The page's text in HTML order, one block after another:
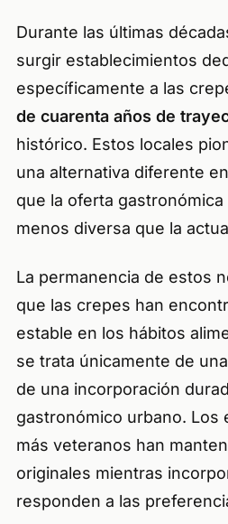
Durante las últimas
surgir establecimientos
específicamente a las
de cuarenta años de
histórico. Estos locales
una alternativa diferente
que la oferta gastronómica
menos diversa que la
La permanencia de estos
que las crepes han
estable en los hábitos
se trata únicamente de
de una incorporación
gastronómico urbano. Los
más veteranos han
originales mientras
responden a las